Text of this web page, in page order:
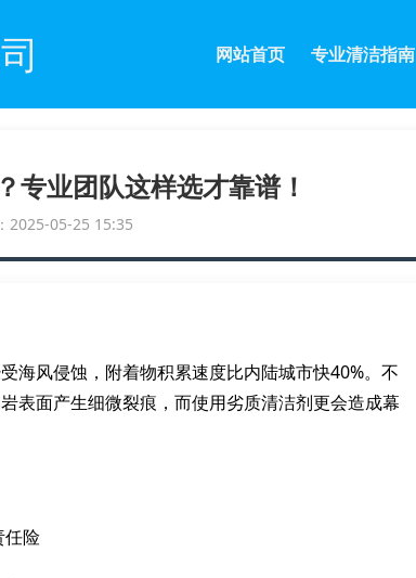
网站首页 专业清洁指南
专业团队这样选才靠谱！
2025-05-25 15:35
海风侵蚀，附着物积累速度比内陆城市快40%。不
表面产生细微裂痕，而使用劣质清洁剂更会造成幕
任险